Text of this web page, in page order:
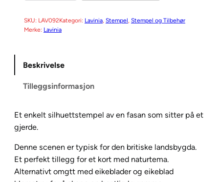
i
n
P
h
s
a
L
SKU: LAV092Kategori: Lavinia, Stempel, Stempel og Tilbehør
Merke: Lavinia
Beskrivelse
Tilleggsinformasjon
Et enkelt silhuettstempel av en fasan som sitter på et
gjerde.
Denne scenen er typisk for den britiske landsbygda.
Et perfekt tillegg for et kort med naturtema.
Alternativt omgtt med eikeblader og eikeblad